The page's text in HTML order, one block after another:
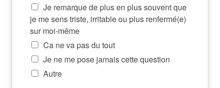
Je remarque de plus en plus souvent que
je me sens triste, irritable ou plus renfermé(e)
sur moi-même
Ca ne va pas du tout
Je ne me pose jamais cette question
Autre